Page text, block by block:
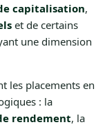
capitalisation,
et de certains
une dimension
les placements en
: la
rendement, la